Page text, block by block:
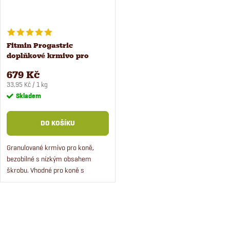
Fitmin Progastric
doplňkové krmivo pro
679 Kč
Měrná
cena:
33,95 Kč / 1 kg
Skladem
DO KOŠÍKU
Granulované krmivo pro koně,
bezobilné s nízkým obsahem
škrobu. Vhodné pro koně s
metabolickými poruchami a trpící